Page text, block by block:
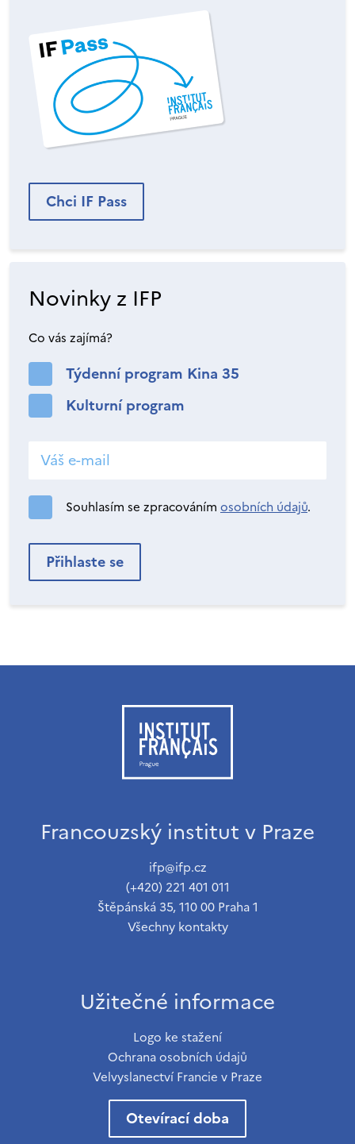
Chci IF Pass
Novinky z IFP
Co vás zajímá?
Týdenní program Kina 35
Kulturní program
Souhlasím se zpracováním osobních údajů.
Francouzský institut v Praze
ifp@ifp.cz
(+420) 221 401 011
Štěpánská 35, 110 00 Praha 1
Všechny kontakty
Užitečné informace
Logo ke stažení
Ochrana osobních údajů
Velvyslanectví Francie v Praze
Otevírací doba